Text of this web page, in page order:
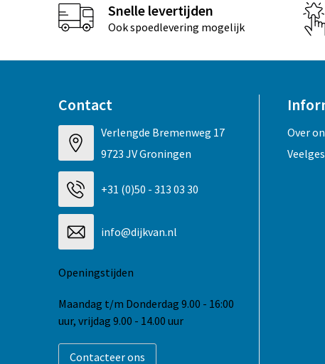
Snelle levertijden
Ook spoedlevering mogelijk
Contact
Verlengde Bremenweg 17
9723 JV Groningen
+31 (0)50 - 313 03 30
info@dijkvan.nl
Openingstijden
Maandag t/m Donderdag 9.00 - 16:00
uur, vrijdag 9.00 - 14.00 uur
Contacteer ons
Over